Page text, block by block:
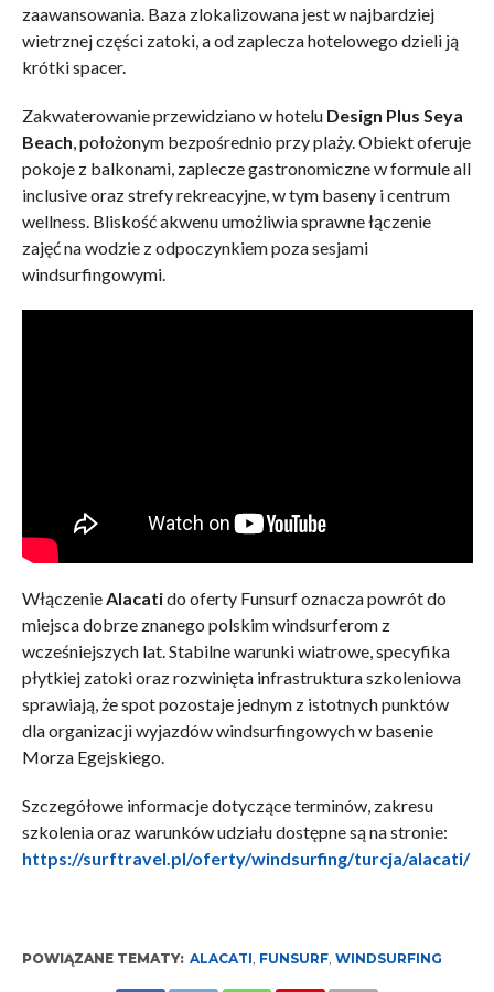
zaawansowania. Baza zlokalizowana jest w najbardziej
wietrznej części zatoki, a od zaplecza hotelowego dzieli ją
krótki spacer.
Zakwaterowanie przewidziano w hotelu Design Plus Seya
Beach, położonym bezpośrednio przy plaży. Obiekt oferuje
pokoje z balkonami, zaplecze gastronomiczne w formule all
inclusive oraz strefy rekreacyjne, w tym baseny i centrum
wellness. Bliskość akwenu umożliwia sprawne łączenie
zajęć na wodzie z odpoczynkiem poza sesjami
windsurfingowymi.
WłączenieAlacatido oferty Funsurf oznacza powrót do
miejsca dobrze znanego polskim windsurferom z
wcześniejszych lat. Stabilne warunki wiatrowe, specyfika
płytkiej zatoki oraz rozwinięta infrastruktura szkoleniowa
sprawiają, że spot pozostaje jednym z istotnych punktów
dla organizacji wyjazdów windsurfingowych w basenie
Morza Egejskiego.
Szczegółowe informacje dotyczące terminów, zakresu
szkolenia oraz warunków udziału dostępne są na stronie:
https://surftravel.pl/oferty/windsurfing/turcja/alacati/
POWIĄZANE TEMATY: ALACATI, FUNSURF, WINDSURFING